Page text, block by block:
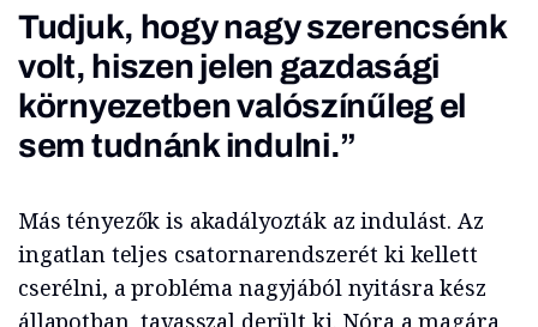
Tudjuk, hogy nagy szerencsénk
volt, hiszen jelen gazdasági
környezetben valószínűleg el
sem tudnánk indulni.”
Más tényezők is akadályozták az indulást. Az
ingatlan teljes csatornarendszerét ki kellett
cserélni, a probléma nagyjából nyitásra kész
állapotban, tavasszal derült ki. Nóra a magára